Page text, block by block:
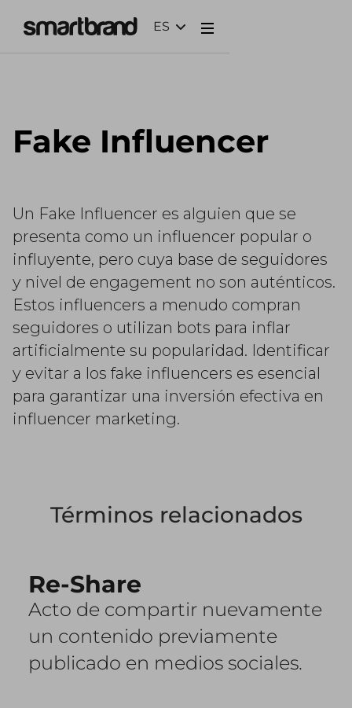
ES
Fake Influencer
Un Fake Influencer es alguien que se
presenta como un influencer popular o
influyente, pero cuya base de seguidores
y nivel de engagement no son auténticos.
Estos influencers a menudo compran
seguidores o utilizan bots para inflar
artificialmente su popularidad. Identificar
y evitar a los fake influencers es esencial
para garantizar una inversión efectiva en
influencer marketing.
Términos relacionados
Re-Share
Acto de compartir nuevamente
un contenido previamente
publicado en medios sociales.